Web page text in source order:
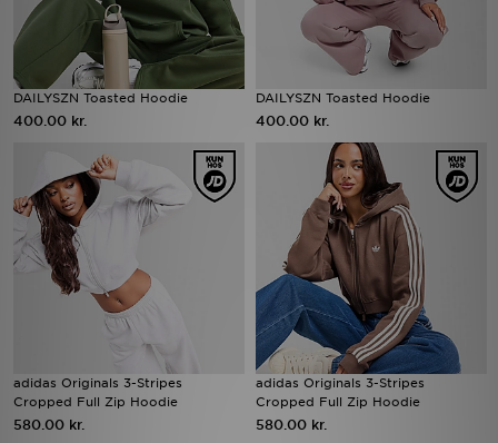
DAILYSZN Toasted Hoodie
400.00 kr.
DAILYSZN Toasted Hoodie
400.00 kr.
adidas Originals 3-Stripes
Cropped Full Zip Hoodie
580.00 kr.
adidas Originals 3-Stripes
Cropped Full Zip Hoodie
580.00 kr.